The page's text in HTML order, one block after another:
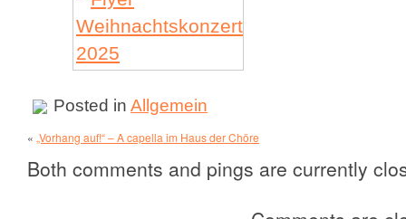
Posted in Allgemein
« „Vorhang auf!“ – A capella im Haus der Chöre
Both comments and pings are currently